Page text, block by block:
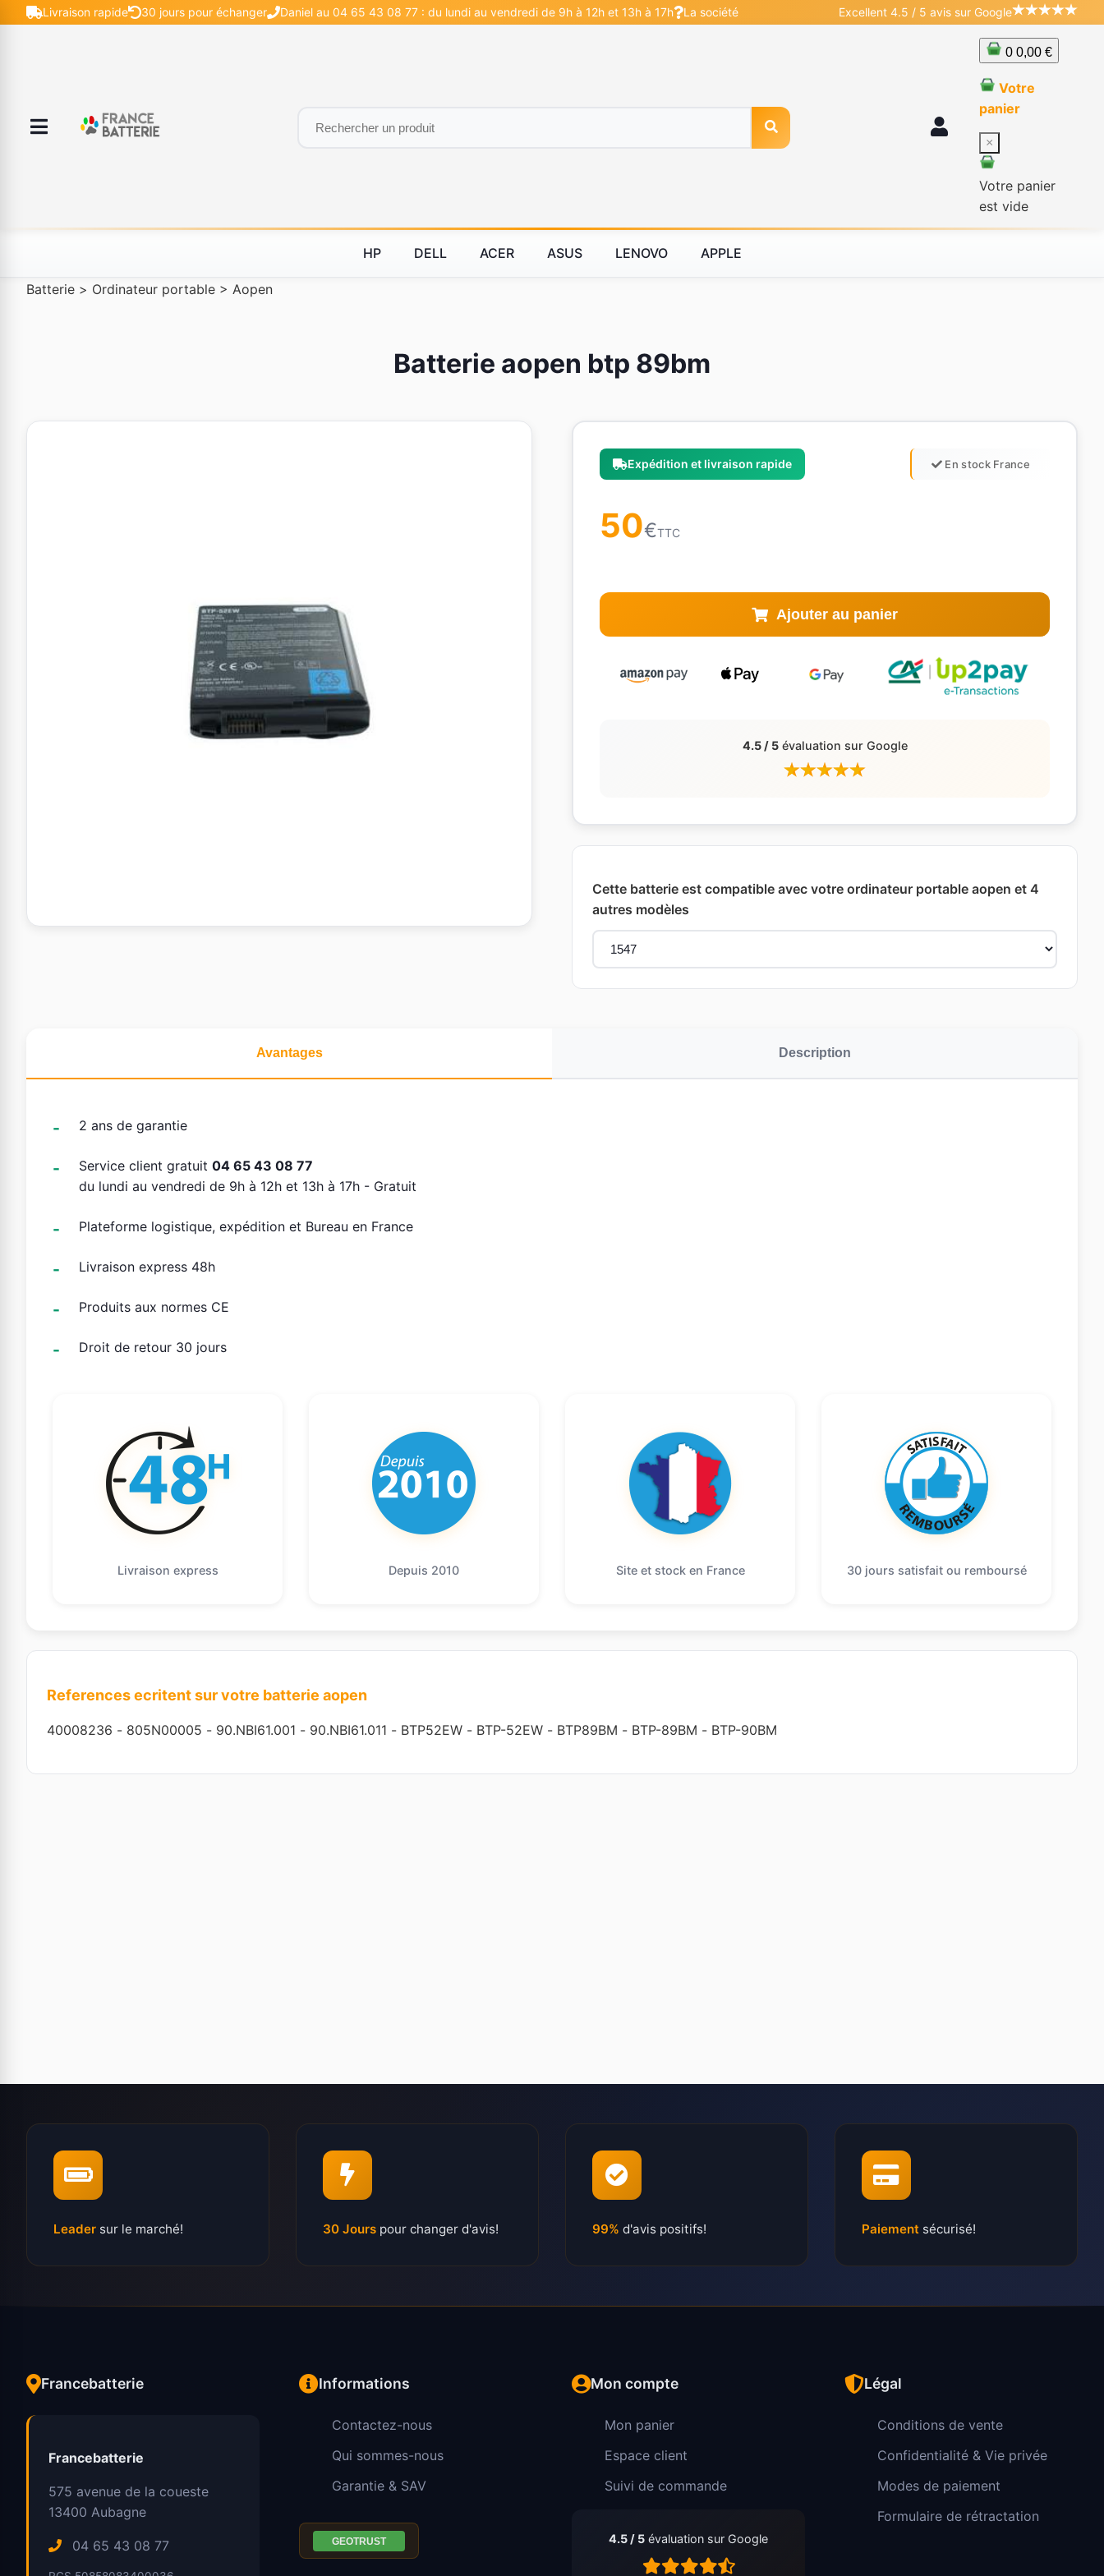
Livraison rapide 30 jours pour échanger Daniel au 04 65 43 08 77 : du lundi au vendredi de 9h à 12h et 13h à 17h La société Excellent 4.5 / 5 avis sur Google
0 0,00 €
Votre
panier
×
Votre panier
est vide
HP DELL ACER ASUS LENOVO APPLE
Batterie > Ordinateur portable > Aopen
Batterie aopen btp 89bm
Expédition et livraison rapide En stock France
50€TTC
Ajouter au panier
4.5 / 5évaluation sur Google
Cette batterie est compatible avec votre ordinateur portable aopen et 4
autres modèles
Avantages Description
2 ans de garantie
Service client gratuit 04 65 43 08 77
du lundi au vendredi de 9h à 12h et 13h à 17h - Gratuit
Plateforme logistique, expédition et Bureau en France
Livraison express 48h
Produits aux normes CE
Droit de retour 30 jours
Livraison express Depuis 2010 Site et stock en France 30 jours satisfait ou remboursé
References ecritent sur votre batterie aopen
40008236 - 805N00005 - 90.NBI61.001 - 90.NBI61.011 - BTP52EW - BTP-52EW - BTP89BM - BTP-89BM - BTP-90BM
Leader sur le marché! 30 Jours pour changer d'avis! 99% d'avis positifs! Paiement sécurisé!
Francebatterie
Francebatterie
575 avenue de la coueste
13400 Aubagne
04 65 43 08 77
Informations
Contactez-nous
Qui sommes-nous
Garantie & SAV
Mon compte
Mon panier
Espace client
Suivi de commande
4.5 / 5 évaluation sur Google
Légal
Conditions de vente
Confidentialité & Vie privée
Modes de paiement
Formulaire de rétractation